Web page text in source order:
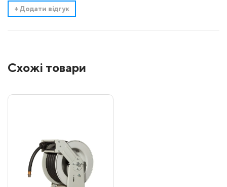
+ Додати відгук
Схожі товари